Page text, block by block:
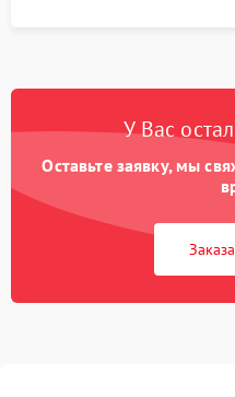
У Вас
Оставьте заявку, мы